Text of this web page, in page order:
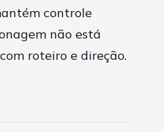
controle
não está
roteiro e direção.